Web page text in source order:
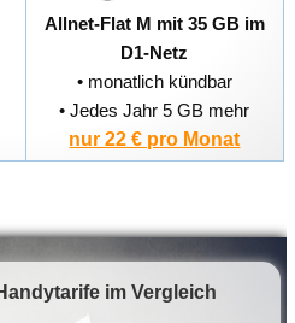
Allnet-Flat M mit 35 GB im
D1-Netz
• monatlich kündbar
• Jedes Jahr 5 GB mehr
nur 22 € pro Monat
im Vergleich